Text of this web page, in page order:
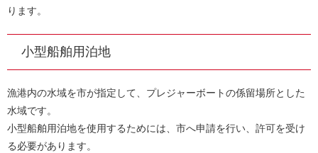
ります。
小型船舶用泊地
漁港内の水域を市が指定して、プレジャーボートの係留場所とした
水域です。
小型船舶用泊地を使用するためには、市へ申請を行い、許可を受け
る必要があります。